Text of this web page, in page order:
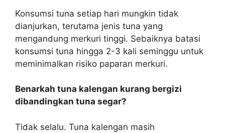
Konsumsi tuna setiap hari mungkin tidak
dianjurkan, terutama jenis tuna yang
mengandung merkuri tinggi. Sebaiknya batasi
konsumsi tuna hingga 2-3 kali seminggu untuk
meminimalkan risiko paparan merkuri.
Benarkah tuna kalengan kurang bergizi
dibandingkan tuna segar?
Tidak selalu. Tuna kalengan masih